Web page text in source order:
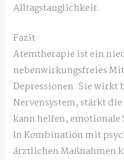
Alltagstauglichkeit.
Fazit
Atemtherapie ist ein
nebenwirkungsfreies
Depressionen. Sie wirkt
Nervensystem, stärkt
kann helfen,
In Kombination mit
ärztlichen Maßnahmen